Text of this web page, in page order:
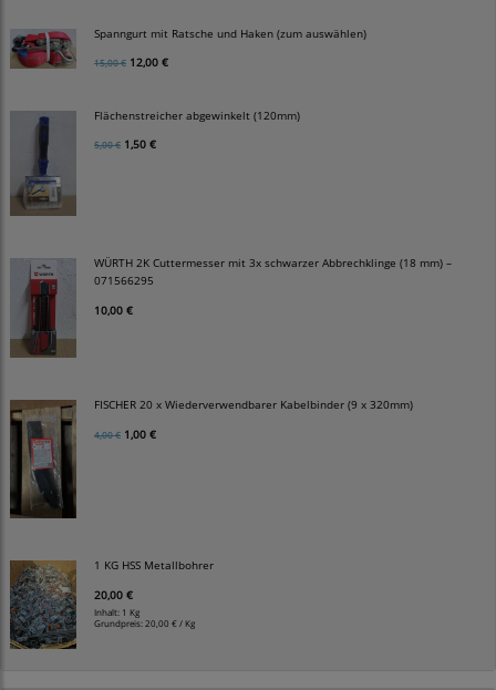
Spanngurt mit Ratsche und Haken (zum auswählen)
15,00 € 12,00 €
Flächenstreicher abgewinkelt (120mm)
5,00 € 1,50 €
WÜRTH 2K Cuttermesser mit 3x schwarzer Abbrechklinge (18 mm) –
071566295
10,00 €
FISCHER 20 x Wiederverwendbarer Kabelbinder (9 x 320mm)
4,00 € 1,00 €
1 KG HSS Metallbohrer
20,00 €
Inhalt: 1 Kg
Grundpreis: 20,00 € / Kg